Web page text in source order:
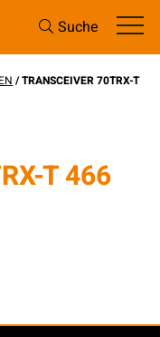
Suche
/ TRANSCEIVER 70TRX-T
T 466